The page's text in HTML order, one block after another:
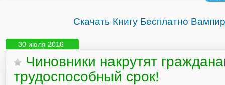
Скачать Книгу Бесплатно
30 июля 2016
Чиновники накрутят
трудоспособный срок!